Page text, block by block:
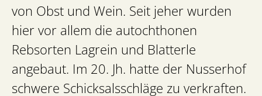
von Obst und Wein. Seit jeher wurden
hier vor allem die autochthonen
Rebsorten Lagrein und Blatterle
angebaut. Im 20. Jh. hatte der Nusserhof
schwere Schicksalsschläge zu verkraften.